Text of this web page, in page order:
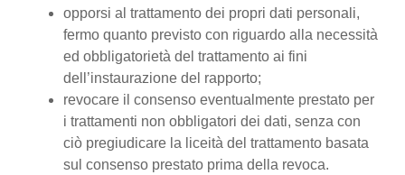
opporsi al trattamento dei propri dati personali,
fermo quanto previsto con riguardo alla necessità
ed obbligatorietà del trattamento ai fini
dell’instaurazione del rapporto;
revocare il consenso eventualmente prestato per
i trattamenti non obbligatori dei dati, senza con
ciò pregiudicare la liceità del trattamento basata
sul consenso prestato prima della revoca.